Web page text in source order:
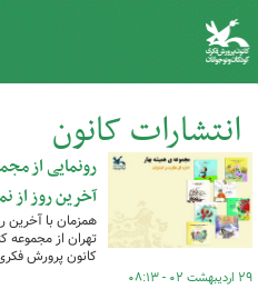
انتشارات کانون
کل اخبار:262
رونمایی از
آخرین روز از
همزمان با آخرین
تهران از مجموعه
کانون پرورش
۲۹ اردیبهشت ۰۲ - ۰۸:۱۳